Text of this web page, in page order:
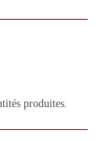
produites.